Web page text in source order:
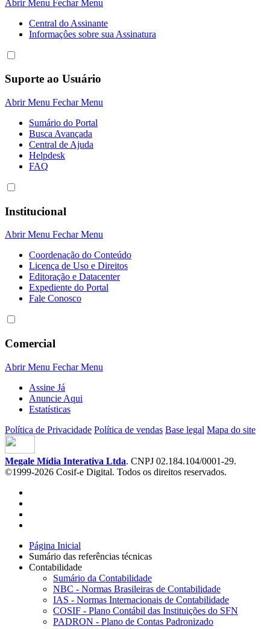
Abrir Menu Fechar Menu
Central do Assinante
Informaçôes sobre sua Assinatura
Suporte ao Usuário
Abrir Menu Fechar Menu
Sumário do Portal
Busca Avançada
Central de Ajuda
Helpdesk
FAQ
Institucional
Abrir Menu Fechar Menu
Coordenação do Conteúdo
Licença de Uso e Direitos
Editoração e Datacenter
Expediente do Portal
Fale Conosco
Comercial
Abrir Menu Fechar Menu
Assine Já
Anuncie Aqui
Estatísticas
Política de Privacidade Política de vendas Base legal Mapa do site
Megale Mídia Interativa Ltda. CNPJ 02.184.104/0001-29.
©1999-2026 Cosif-e Digital. Todos os direitos reservados.
Página Inicial
Sumário das referências técnicas
Contabilidade
Sumário da Contabilidade
NBC - Normas Brasileiras de Contabilidade
IAS - Normas Internacionais de Contabilidade
COSIF - Plano Contábil das Instituições do SFN
PADRON - Plano de Contas Padronizado